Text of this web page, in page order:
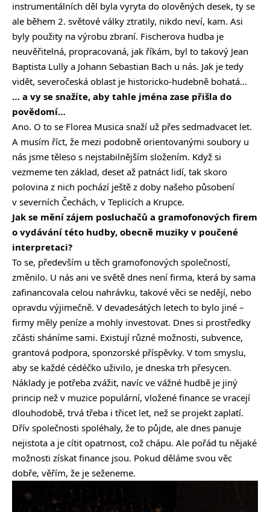
instrumentálních děl byla vyryta do olověných desek, ty se
ale během 2. světové války ztratily, nikdo neví, kam. Asi
byly použity na výrobu zbraní. Fischerova hudba je
neuvěřitelná, propracovaná, jak říkám, byl to takový Jean
Baptista Lully a Johann Sebastian Bach u nás. Jak je tedy
vidět, severočeská oblast je historicko-hudebně bohatá…
… a vy se snažíte, aby tahle jména zase přišla do
povědomí…
Ano. O to se Florea Musica snaží už přes sedmadvacet let.
A musím říct, že mezi podobně orientovanými soubory u
nás jsme těleso s nejstabilnějším složením. Když si
vezmeme ten základ, deset až patnáct lidí, tak skoro
polovina z nich pochází ještě z doby našeho působení
v severních Čechách, v Teplicích a Krupce.
Jak se mění zájem posluchačů a gramofonových firem
o vydávání této hudby, obecně muziky v poučené
interpretaci?
To se, především u těch gramofonových společností,
změnilo. U nás ani ve světě dnes není firma, která by sama
zafinancovala celou nahrávku, takové věci se nedějí, nebo
opravdu výjimečně. V devadesátých letech to bylo jiné –
firmy měly peníze a mohly investovat. Dnes si prostředky
zčásti sháníme sami. Existují různé možnosti, subvence,
grantová podpora, sponzorské příspěvky. V tom smyslu,
aby se každé cédéčko uživilo, je dneska trh přesycen.
Náklady je potřeba zvážit, navíc ve vážné hudbě je jiný
princip než v muzice populární, vložené finance se vracejí
dlouhodobě, trvá třeba i třicet let, než se projekt zaplatí.
Dřív společnosti spoléhaly, že to půjde, ale dnes panuje
nejistota a je cítit opatrnost, což chápu. Ale pořád tu nějaké
možnosti získat finance jsou. Pokud děláme svou věc
dobře, věřím, že je seženeme.